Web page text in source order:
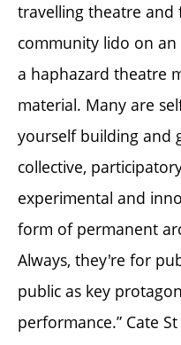
travelling theatre and
community lido on
a haphazard theatre
material. Many are
yourself building and
collective,
experimental and
form of permanent
Always, they're for
public as key
performance.” Cate